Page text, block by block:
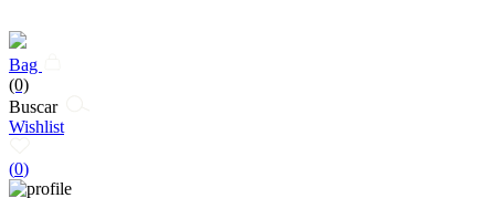
Bag
(0)
Buscar
Wishlist
(0)